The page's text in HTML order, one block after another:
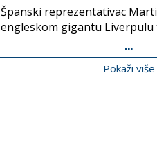
Španski reprezentativac
engleskom gigantu
...
Pokaži više